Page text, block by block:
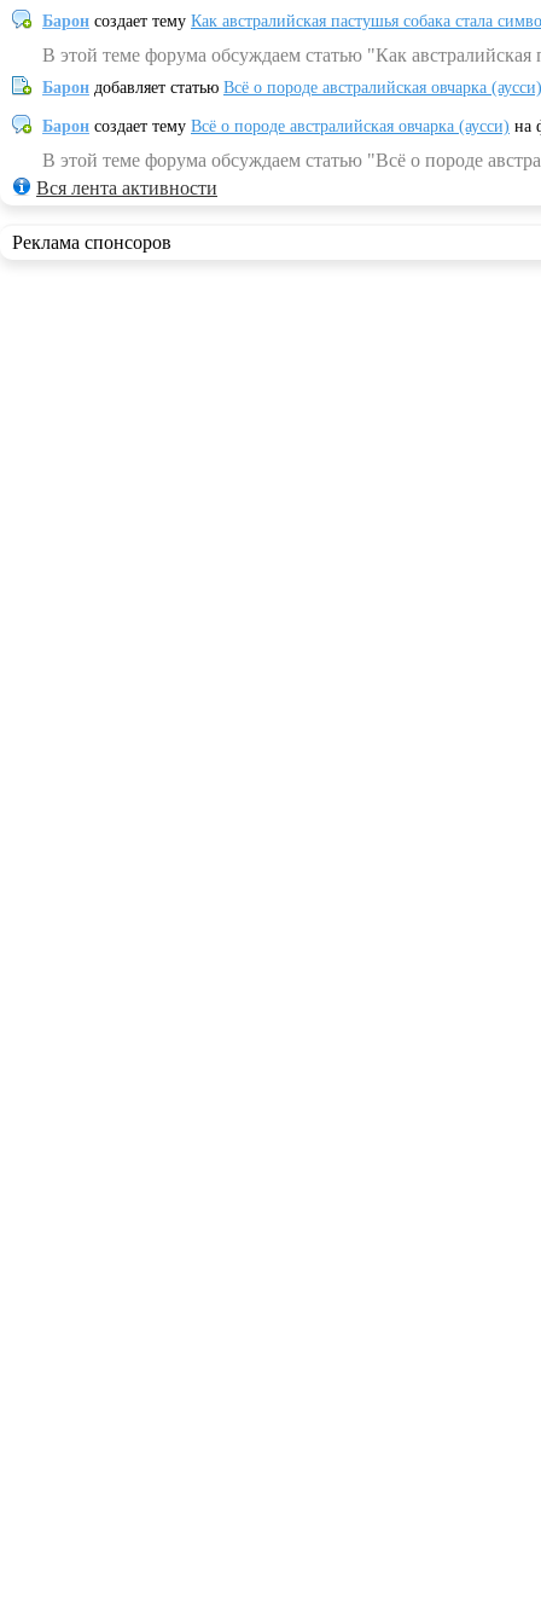
Барон создает тему Как австралийская пастушья собака стала
В этой теме форума обсуждаем статью "Как
Барон добавляет статью Всё о породе австралийская овчарка (аусси)
Барон создает тему Всё о породе австралийская овчарка (аусси) на
В этой теме форума обсуждаем статью "Всё о породе
Вся лента активности
Реклама спонсоров